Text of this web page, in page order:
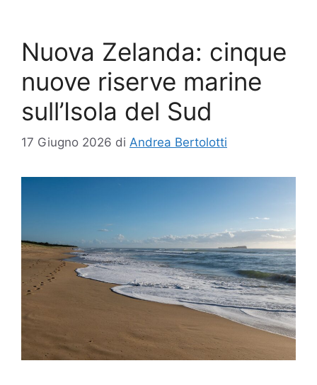
Nuova Zelanda: cinque
nuove riserve marine
sull’Isola del Sud
17 Giugno 2026 di Andrea Bertolotti